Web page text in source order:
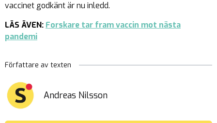
vaccinet godkänt är nu inledd.
LÄS ÄVEN: Forskare tar fram vaccin mot nästa
pandemi
Författare av texten
Andreas Nilsson